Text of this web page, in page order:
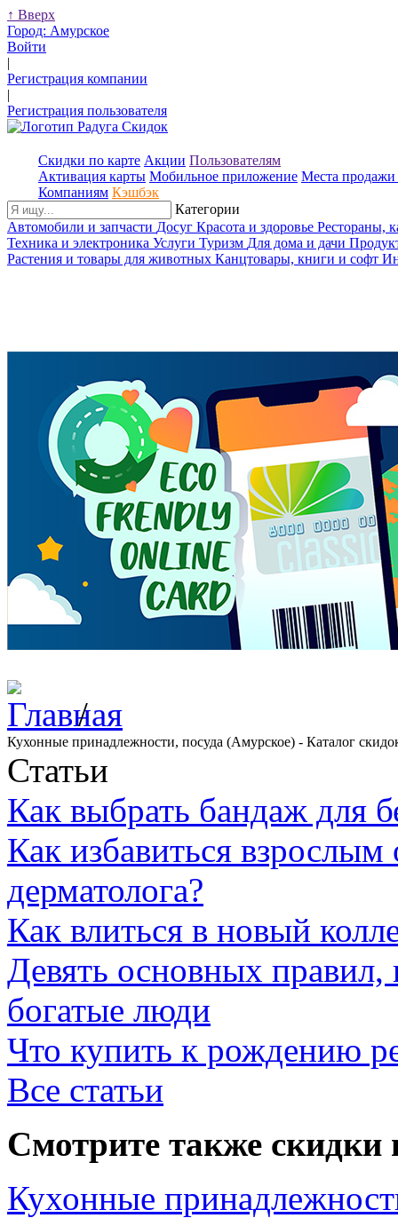
↑ Вверх
Город: Амурское
Войти
|
Регистрация компании
|
Регистрация пользователя
Скидки по карте Акции Пользователям
Активация карты Мобильное приложение Места продажи
Компаниям Кэшбэк
Категории
Автомобили и запчасти Досуг Красота и здоровье Рестораны,
Техника и электроника Услуги Туризм Для дома и дачи
Растения и товары для животных Канцтовары, книги и софт
/
Кухонные принадлежности, посуда (Амурское) - Каталог
Статьи
Как выбрать бандаж для
Как избавиться
дерматолога?
Как влиться в новый
Девять основных
богатые люди
Что купить к рождению
Все статьи
Смотрите также скидки
Кухонные